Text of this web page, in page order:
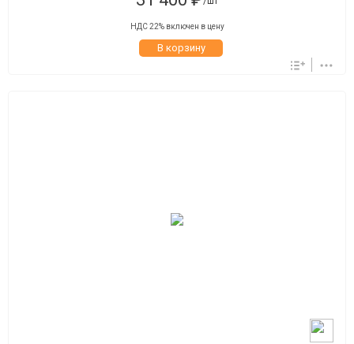
НДС 22% включен в цену
В корзину